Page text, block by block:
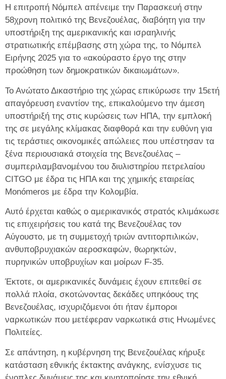
Η επιτροπή Νόμπελ απένειμε την Παρασκευή στην
58χρονη πολιτικό της Βενεζουέλας, διαβόητη για την
υποστήριξη της αμερικανικής και ισραηλινής
στρατιωτικής επέμβασης στη χώρα της, το Νόμπελ
Ειρήνης 2025 για το «ακούραστο έργο της στην
προώθηση των δημοκρατικών δικαιωμάτων».
Το Ανώτατο Δικαστήριο της χώρας επικύρωσε την 15ετή
απαγόρευση εναντίον της, επικαλούμενο την άμεση
υποστήριξή της στις κυρώσεις των ΗΠΑ, την εμπλοκή
της σε μεγάλης κλίμακας διαφθορά και την ευθύνη για
τις τεράστιες οικονομικές απώλειες που υπέστησαν τα
ξένα περιουσιακά στοιχεία της Βενεζουέλας –
συμπεριλαμβανομένου του διυλιστηρίου πετρελαίου
CITGO με έδρα τις ΗΠΑ και της χημικής εταιρείας
Monómeros με έδρα την Κολομβία.
Αυτό έρχεται καθώς ο αμερικανικός στρατός κλιμάκωσε
τις επιχειρήσεις του κατά της Βενεζουέλας τον
Αύγουστο, με τη συμμετοχή τριών αντιτορπιλικών,
ανθυποβρυχιακών αεροσκαφών, θωρηκτών,
πυρηνικών υποβρυχίων και μοίρων F-35.
Έκτοτε, οι αμερικανικές δυνάμεις έχουν επιτεθεί σε
πολλά πλοία, σκοτώνοντας δεκάδες υπηκόους της
Βενεζουέλας, ισχυριζόμενοι ότι ήταν έμποροι
ναρκωτικών που μετέφεραν ναρκωτικά στις Ηνωμένες
Πολιτείες.
Σε απάντηση, η κυβέρνηση της Βενεζουέλας κήρυξε
κατάσταση εθνικής έκτακτης ανάγκης, ενίσχυσε τις